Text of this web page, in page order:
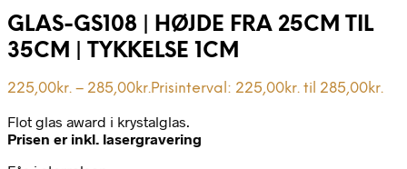
GLAS-GS108 | HØJDE FRA 25CM TIL
35CM | TYKKELSE 1CM
225,00kr. – 285,00kr.Prisinterval: 225,00kr. til 285,00kr.
Flot glas award i krystalglas.
Prisen er inkl. lasergravering